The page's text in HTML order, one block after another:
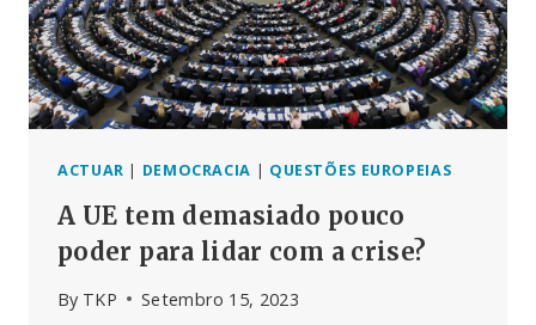
ACTUAR | DEMOCRACIA | QUESTÕES EUROPEIAS
A UE tem demasiado pouco
poder para lidar com a crise?
By TKP Setembro 15, 2023